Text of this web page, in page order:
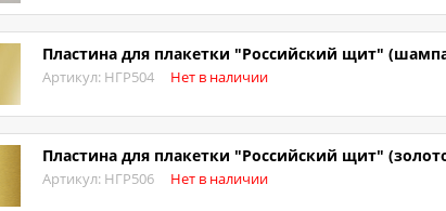
Пластина для плакетки "Российский щит"
Артикул: НГР504 Нет в наличии
Пластина для плакетки "Российский щит"
Артикул: НГР506 Нет в наличии